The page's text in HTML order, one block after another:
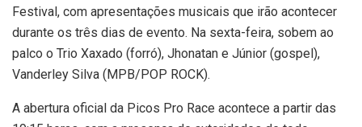
Festival, com apresentações musicais que irão acontecer
durante os três dias de evento. Na sexta-feira, sobem ao
palco o Trio Xaxado (forró), Jhonatan e Júnior (gospel),
Vanderley Silva (MPB/POP ROCK).
A abertura oficial da Picos Pro Race acontece a partir das